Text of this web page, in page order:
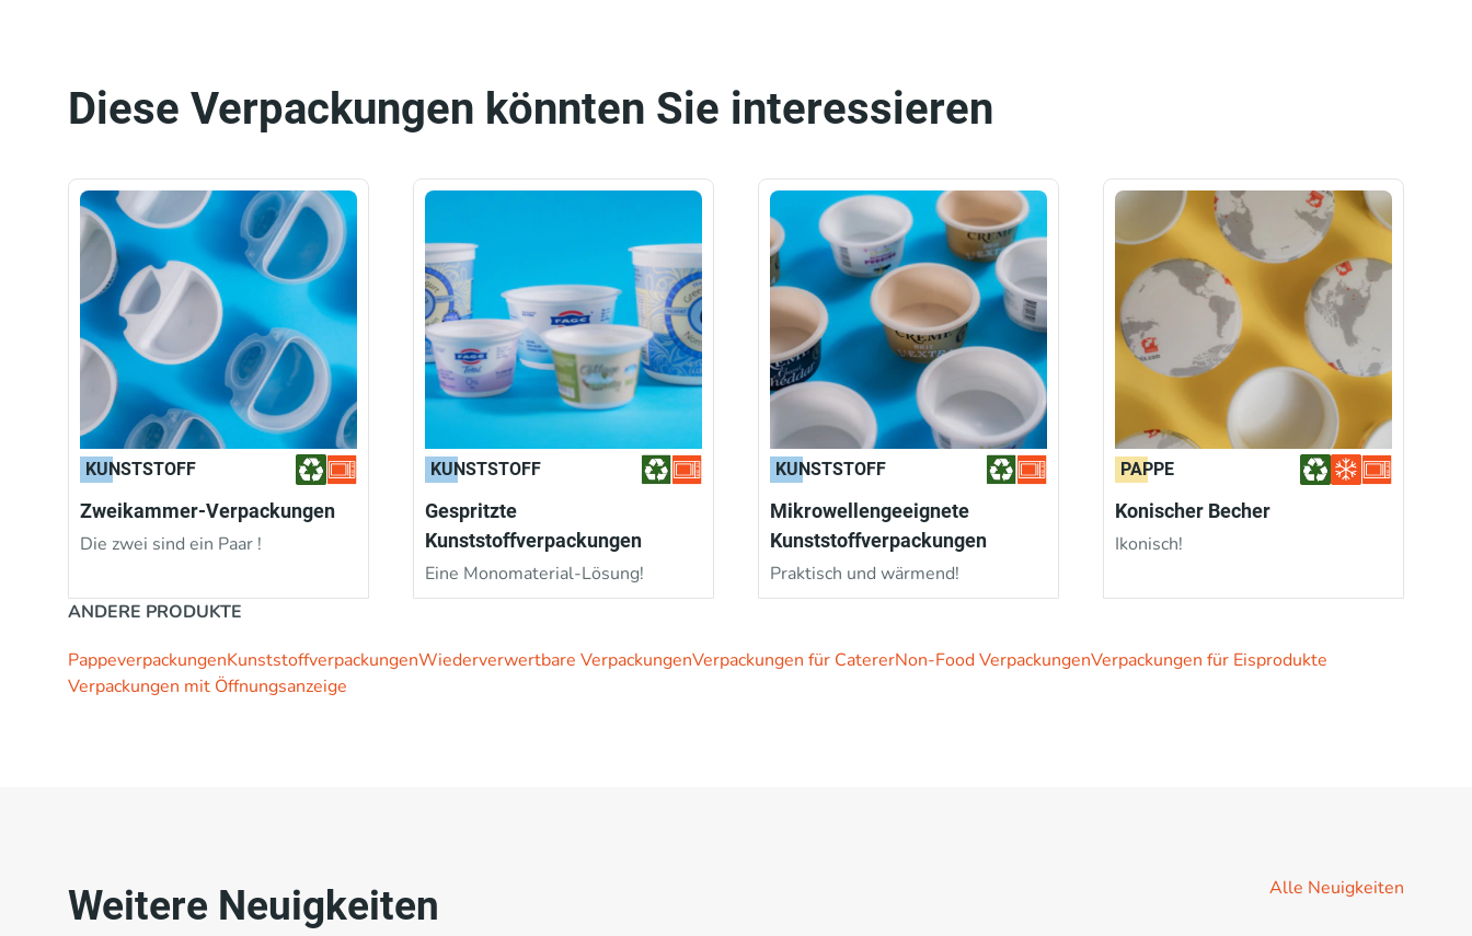
Diese Verpackungen könnten Sie interessieren
KUNSTSTOFF
Zweikammer-Verpackungen
Die zwei sind ein Paar !
KUNSTSTOFF
Gespritzte
Kunststoffverpackungen
Eine Monomaterial-Lösung!
KUNSTSTOFF
Mikrowellengeeignete
Kunststoffverpackungen
Praktisch und wärmend!
PAPPE
Konischer Becher
Ikonisch!
ANDERE PRODUKTE
PappeverpackungenKunststoffverpackungenWiederverwertbare VerpackungenVerpackungen für CatererNon-Food VerpackungenVerpackungen für Eisprodukte
Verpackungen mit Öffnungsanzeige
Weitere Neuigkeiten Alle Neuigkeiten